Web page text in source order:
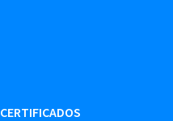
CERTIFICADOS